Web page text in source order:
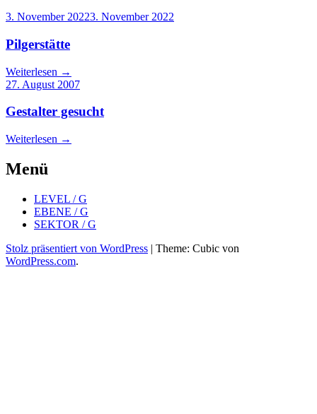
3. November 20223. November 2022
Pilgerstätte
Weiterlesen →
27. August 2007
Gestalter gesucht
Weiterlesen →
Menü
LEVEL / G
EBENE / G
SEKTOR / G
Stolz präsentiert von WordPress | Theme: Cubic von
WordPress.com.